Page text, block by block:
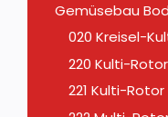
Gemüsebau
020 Kreisel-
220 Kulti-
221 Kulti-